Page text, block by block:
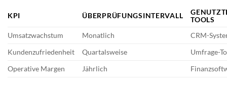
KPI ÜBERPRÜFUNGSINTERVALL
TOOLS
Umsatzwachstum
Monatlich
CRM-
Kundenzufriedenheit
Quartalsweise
Umfrage-
Operative Margen
Jährlich